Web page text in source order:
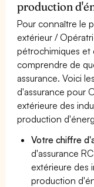
production
Pour connaître le
extérieur /
pétrochimiques et
comprendre de
assurance. Voici
d'assurance pour
extérieure des
production
Votre chiffre
d'assurance
extérieure des
production